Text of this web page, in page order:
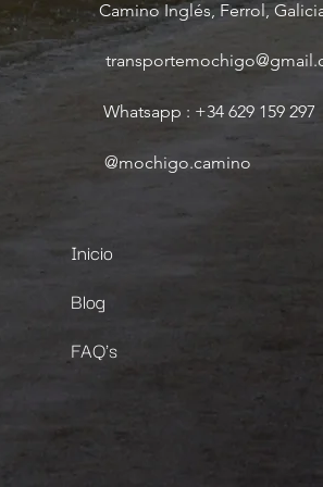
Camino Inglés, Ferrol,
Whatsapp : +34 629 159 297
@mochigo.camino
Inicio
Blog
FAQ's